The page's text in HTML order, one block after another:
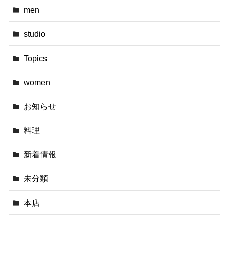
men
studio
Topics
women
お知らせ
料理
新着情報
未分類
本店